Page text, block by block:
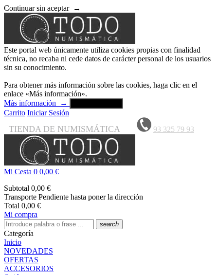
Continuar sin aceptar →
Este portal web únicamente utiliza cookies propias con finalidad
técnica, no recaba ni cede datos de carácter personal de los usuarios
sin su conocimiento.
Para obtener más información sobre las cookies, haga clic en el
enlace «Más información».
Más información
→
Carrito Iniciar Sesión
TIENDA DE NUMISMÁTICA 93 325 79 93
Mi Cesta 0 0,00 €
Subtotal 0,00 €
Transporte Pendiente hasta poner la dirección
Total 0,00 €
Mi compra
search
Categoría
Inicio
NOVEDADES
OFERTAS
ACCESORIOS